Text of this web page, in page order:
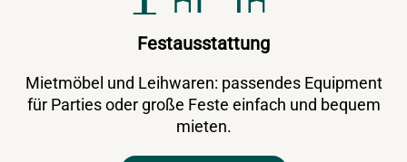
Festausstattung
Mietmöbel und Leihwaren: passendes Equipment
für Parties oder große Feste einfach und bequem
mieten.